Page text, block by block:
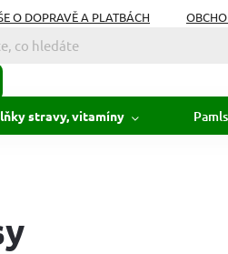
O DOPRAVĚ A PLATBÁCH
stravy, vitamíny